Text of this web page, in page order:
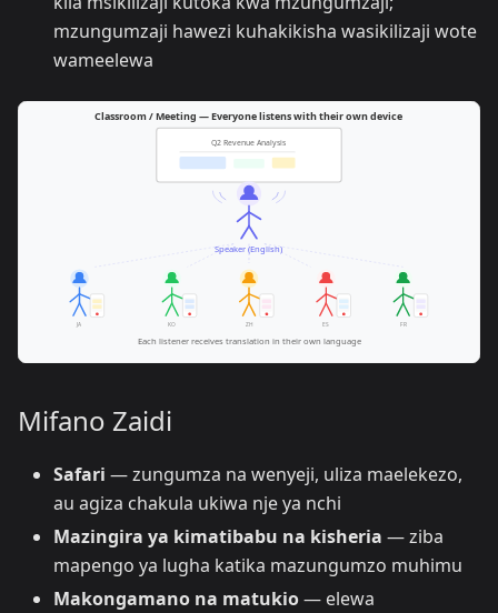
mzungumzaji hawezi kuhakikisha wasikilizaji wote
wameelewa
Mifano Zaidi
Safari — zungumza na wenyeji, uliza maelekezo,
au agiza chakula ukiwa nje ya nchi
Mazingira ya kimatibabu na kisheria — ziba
mapengo ya lugha katika mazungumzo muhimu
Makongamano na matukio— elewa